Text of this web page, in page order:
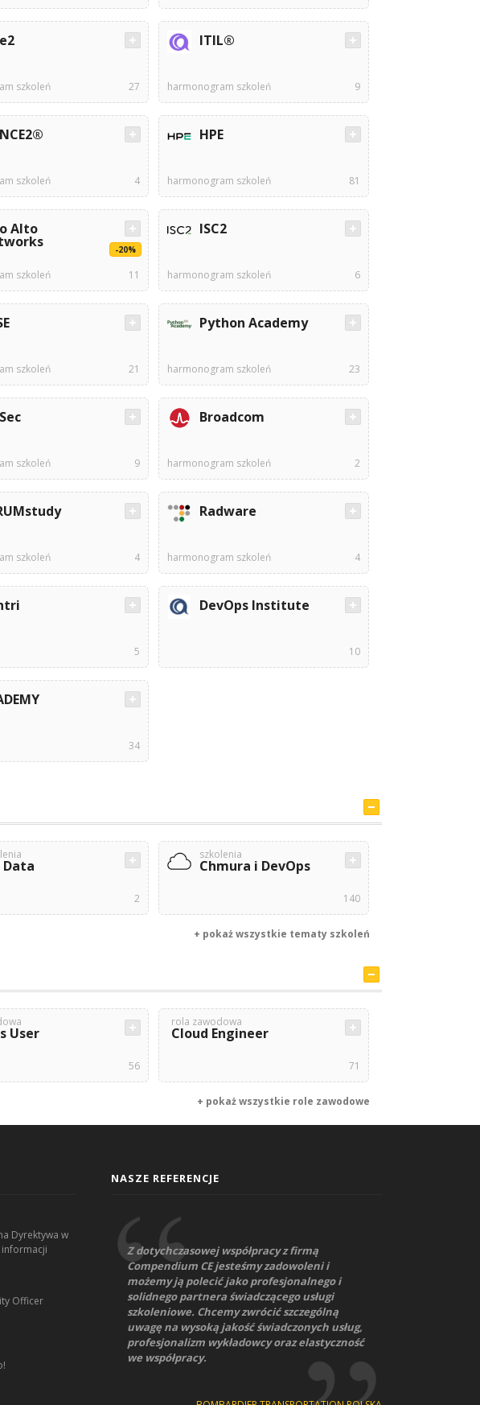
szkoleń 27
ITIL®
harmonogram szkoleń 9
szkoleń 4
HPE
harmonogram szkoleń 81
Alto
-20%
szkoleń 11
ISC2
harmonogram szkoleń 6
szkoleń 21
Python Academy
harmonogram szkoleń 23
szkoleń 9
Broadcom
harmonogram szkoleń 2
szkoleń 4
Radware
harmonogram szkoleń 4
5
DevOps Institute
10
34
Data
2
szkolenia
Chmura i DevOps
140
+ pokaż wszystkie tematy szkoleń
User
56
rola zawodowa
Cloud Engineer
71
+ pokaż wszystkie role zawodowe
Dyrektywa w
Officer
NASZE REFERENCJE
Z dotychczasowej współpracy z firmą
Compendium CE jesteśmy zadowoleni i
możemy ją polecić jako profesjonalnego i
solidnego partnera świadczącego usługi
szkoleniowe. Chcemy zwrócić szczególną
uwagę na wysoką jakość świadczonych usług,
profesjonalizm wykładowcy oraz elastyczność
we współpracy.